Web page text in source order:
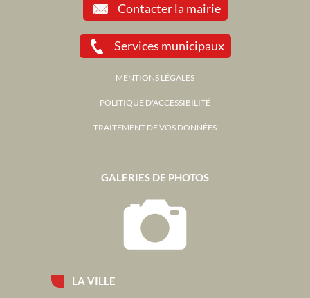
LA VILLE
GALERIES DE PHOTOS
Contacter la mairie
Services municipaux
MENTIONS LÉGALES
POLITIQUE D'ACCESSIBILITÉ
TRAITEMENT DE VOS DONNÉES